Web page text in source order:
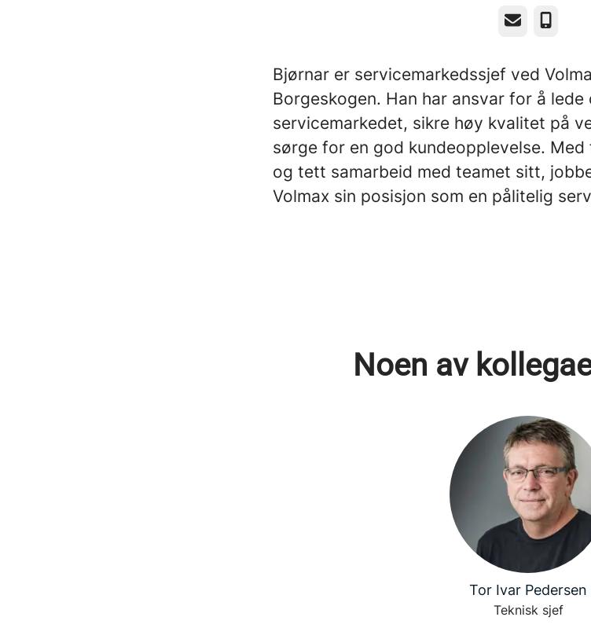
E-post
Bjørnar er servicemarkedssjef ved
Borgeskogen. Han har ansvar for å lede
servicemarkedet, sikre høy kvalitet på
sørge for en god kundeopplevelse.
og tett samarbeid med teamet sitt,
Volmax sin posisjon som en pålitelig
Noen av
Tor Ivar Pedersen
Teknisk sjef